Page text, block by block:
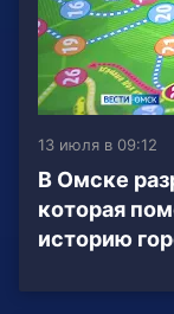
13 июля в 09:12
В Омске
которая
историю